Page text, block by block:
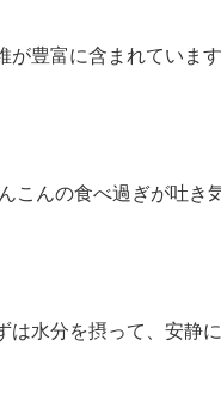
が豊富に含まれていま
こんの食べ過ぎが吐
は水分を摂って、安静